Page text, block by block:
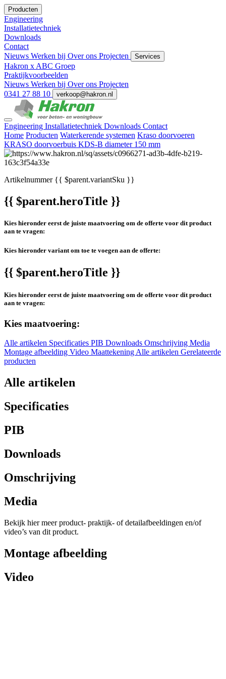
Producten
Engineering
Installatietechniek
Downloads
Contact
Nieuws Werken bij Over ons Projecten Services
Hakron x ABC Groep
Praktijkvoorbeelden
Nieuws Werken bij Over ons Projecten
0341 27 88 10
verkoop@hakron.nl
Engineering Installatietechniek Downloads Contact
Home Producten Waterkerende systemen Kraso doorvoeren
KRASO doorvoerbuis KDS-B diameter 150 mm
Artikelnummer{{ $parent.variantSku }}
{{ $parent.heroTitle }}
Kies hieronder eerst de juiste maatvoering om de offerte voor dit product
aan te vragen:
Kies hieronder variant om toe te voegen aan de offerte:
{{ $parent.heroTitle }}
Kies hieronder eerst de juiste maatvoering om de offerte voor dit product
aan te vragen:
Kies maatvoering:
Alle artikelen Specificaties PIB Downloads Omschrijving Media
Montage afbeelding Video MaattekeningAlle artikelen Gerelateerde
producten
Alle artikelen
Specificaties
PIB
Downloads
Omschrijving
Media
Bekijk hier meer product- praktijk- of detailafbeeldingen en/of
video’s van dit product.
Montage afbeelding
Video